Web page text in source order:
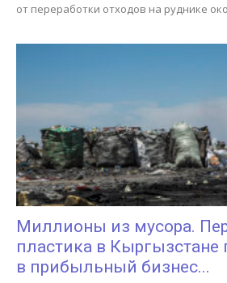
от переработки отходов на руднике
Миллионы из мусора.
пластика в Кыргызстане
в прибыльный бизнес...